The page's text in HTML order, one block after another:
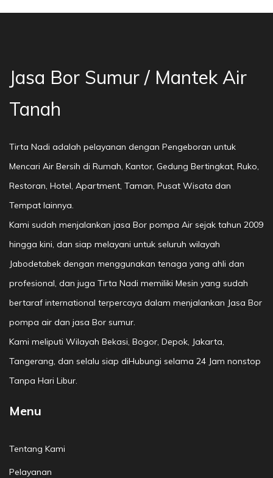
Jasa Bor Sumur / Mantek Air
Tanah
Tirta Nadi adalah pelayanan dengan Pengeboran untuk
Mencari Air Bersih di Rumah, Kantor, Gedung Bertingkat, Ruko,
Restoran, Hotel, Apartment, Taman, Pusat Wisata dan
Tempat lainnya.
Kami sudah menjalankan jasa Bor pompa Air sejak tahun 2009
hingga kini, dan siap melayani untuk seluruh wilayah
Jabodetabek dengan menggunakan tenaga yang ahli dan
profesional, dan juga Tirta Nadi memiliki Mesin yang sudah
bertaraf international terpercaya dalam menjalankan Jasa Bor
pompa air dan jasa Bor sumur.
Kami meliputi Wilayah Bekasi, Bogor, Depok, Jakarta,
Tangerang, dan selalu siap diHubungi selama 24 Jam nonstop
Tanpa Hari Libur.
Menu
Tentang Kami
Pelayanan